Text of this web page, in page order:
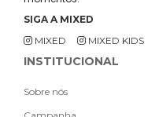
SIGA A MIXED
MIXED
MIXED KIDS
INSTITUCIONAL
Sobre nós